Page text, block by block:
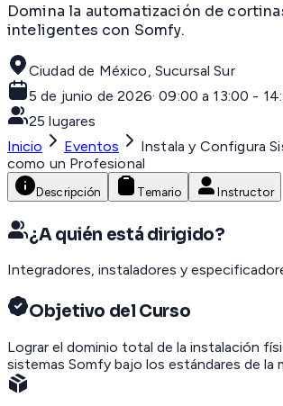
Domina la automatización de
inteligentes con Somfy.
Ciudad de México, Sucursal Sur
5 de junio de 2026·09:00 a 13:00 -
25 lugares
Inicio
Eventos
Instala y Configura
como un Profesional
Descripción Temario Instructor
¿A quién está dirigido?
Integradores, instaladores y
Objetivo del Curso
Lograr el dominio total de la instalación
sistemas Somfy bajo los estándares de la